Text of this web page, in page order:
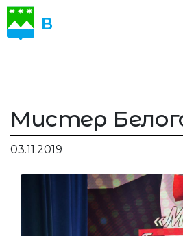
В
Мистер
03.11.2019